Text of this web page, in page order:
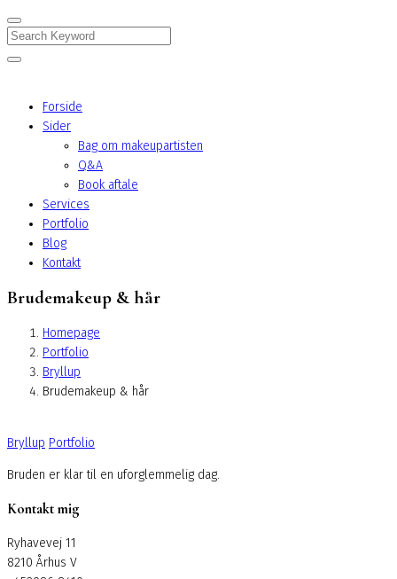
Search
Forside
Sider
Bag om makeupartisten
Q&A
Book aftale
Services
Portfolio
Blog
Kontakt
Brudemakeup & hår
Homepage
Portfolio
Bryllup
Brudemakeup & hår
Bryllup Portfolio
Bruden er klar til en uforglemmelig dag.
Kontakt mig
Ryhavevej 11
8210 Århus V